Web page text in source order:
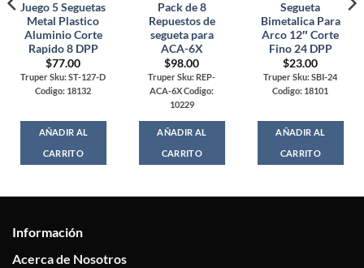
Juego 5 Seguetas
Metal Plastico
Aluminio Corte
Rapido 8 DPP
$77.00
Truper Sku: ST-127-D
Codigo: 18132
AÑADIR AL
CARRITO
Pack de 8
Repuestos de
segueta para
ACA-6X
$98.00
Truper Sku: REP-
ACA-6X Codigo:
10229
AÑADIR AL
CARRITO
Segueta
Bimetalica Para
Arco 12″ Corte
Fino 24 DPP
$23.00
Truper Sku: SBI-24
Codigo: 18101
AÑADIR AL
CARRITO
Información
Acerca de Nosotros